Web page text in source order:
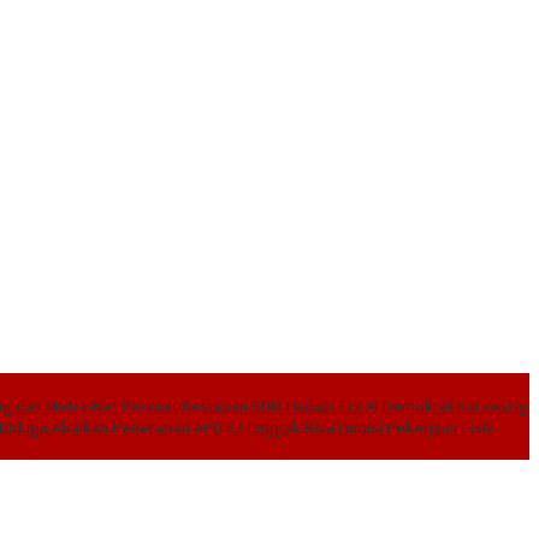
dan Metra-Net Perkuat Kesiapan SDM Hadapi Era AI Demokrat Karawang
Abaikan Penerapan APD K3 Enggak Bisa Lunasi Pekerjaan Fisik